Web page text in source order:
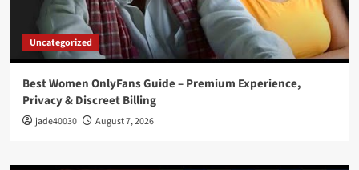
Uncategorized
Best Women OnlyFans Guide – Premium Experience,
Privacy & Discreet Billing
jade40030 August 7, 2026